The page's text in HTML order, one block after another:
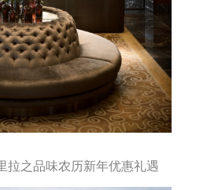
之品味农历新年优惠礼遇